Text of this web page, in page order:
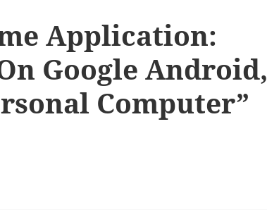
Application:
Google Android,
Computer”